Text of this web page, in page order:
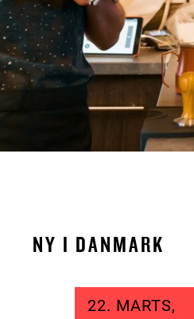
NY I DANMARK
22. MARTS,